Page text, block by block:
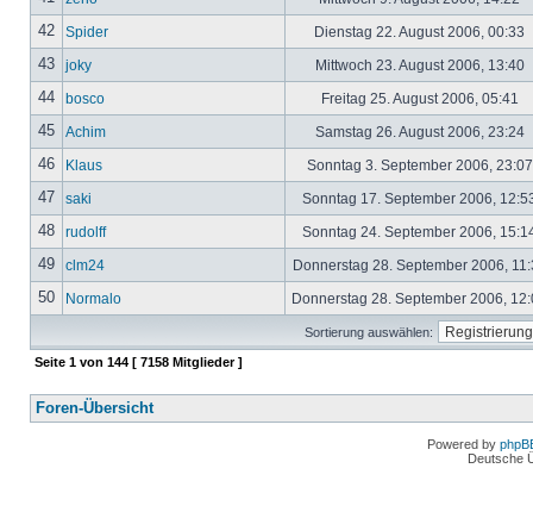
42 Spider Dienstag 22. August 2006, 00:33
43 joky Mittwoch 23. August 2006, 13:40
44 bosco Freitag 25. August 2006, 05:41
45 Achim Samstag 26. August 2006, 23:24
46 Klaus Sonntag 3. September 2006,
47 saki Sonntag 17. September 2006,
48 rudolff Sonntag 24. September 2006,
49 clm24 Donnerstag 28. September 2006,
50 Normalo Donnerstag 28. September 2006,
Sortierung auswählen:
Seite 1 von 144 [ 7158 Mitglieder ]
Foren-Übersicht
Powered by
Deutsche